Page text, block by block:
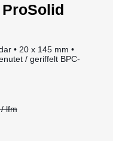
• 20 x 145 mm •
/ geriffelt BPC-
lfm